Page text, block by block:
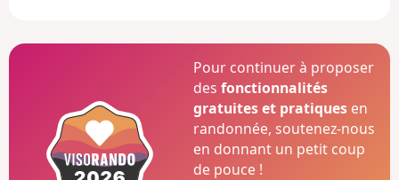
Pour continuer à proposer
desfonctionnalités
gratuites et pratiques en
randonnée, soutenez-nous
en donnant un petit coup
de pouce !